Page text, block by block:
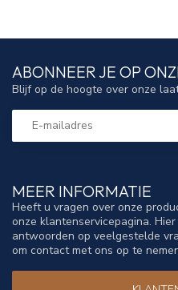
MEER INFORMATIE
Heeft u vragen over onze
onze klantenservicepagina.
antwoorden op veelgestelde
om contact met ons op te
ABONNEER JE OP
Blijf op de hoogte over onze